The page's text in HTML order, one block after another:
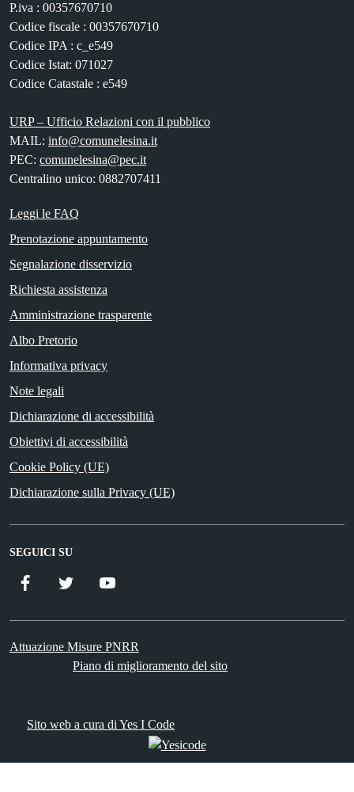
P.iva : 00357670710
Codice fiscale : 00357670710
Codice IPA : c_e549
Codice Istat: 071027
Codice Catastale : e549
URP – Ufficio Relazioni con il pubblico
MAIL: info@comunelesina.it
PEC: comunelesina@pec.it
Centralino unico: 0882707411
Leggi le FAQ
Prenotazione appuntamento
Segnalazione disservizio
Richiesta assistenza
Amministrazione trasparente
Albo Pretorio
Informativa privacy
Note legali
Dichiarazione di accessibilità
Obiettivi di accessibilità
Cookie Policy (UE)
Dichiarazione sulla Privacy (UE)
SEGUICI SU
Facebook Twitter
Attuazione Misure PNRR
Piano di miglioramento del sito
Sito web a cura di Yes I Code